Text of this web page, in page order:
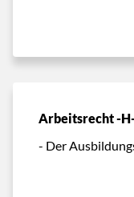
Arbeitsrecht -
- Der